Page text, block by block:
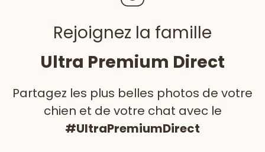
Rejoignez la famille
Ultra Premium Direct
Partagez les plus belles photos de votre
chien et de votre chat avec le
#UltraPremiumDirect